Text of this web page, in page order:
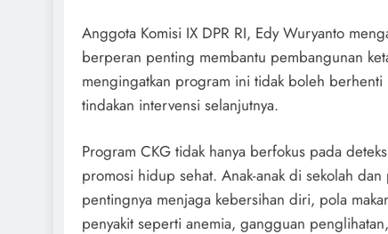
Anggota Komisi IX DPR RI, Edy Wuryanto
berperan penting membantu pembangunan
mengingatkan program ini tidak boleh
tindakan intervensi selanjutnya.
Program CKG tidak hanya berfokus pada
promosi hidup sehat. Anak-anak di sekolah
pentingnya menjaga kebersihan diri, pola
penyakit seperti anemia, gangguan